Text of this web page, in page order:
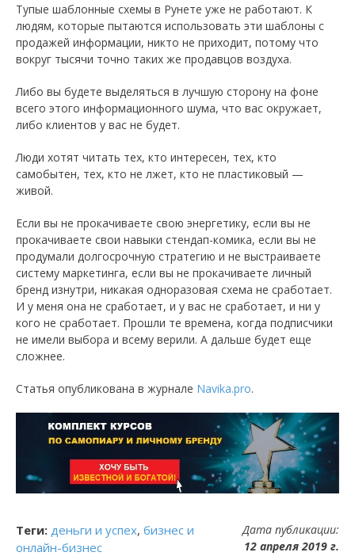
Тупые шаблонные схемы в Рунете уже не работают. К
людям, которые пытаются использовать эти шаблоны с
продажей информации, никто не приходит, потому что
вокруг тысячи точно таких же продавцов воздуха.
Либо вы будете выделяться в лучшую сторону на фоне
всего этого информационного шума, что вас окружает,
либо клиентов у вас не будет.
Люди хотят читать тех, кто интересен, тех, кто
самобытен, тех, кто не лжет, кто не пластиковый —
живой.
Если вы не прокачиваете свою энергетику, если вы не
прокачиваете свои навыки стендап-комика, если вы не
продумали долгосрочную стратегию и не выстраиваете
систему маркетинга, если вы не прокачиваете личный
бренд изнутри, никакая одноразовая схема не сработает.
И у меня она не сработает, и у вас не сработает, и ни у
кого не сработает. Прошли те времена, когда подписчики
не имели выбора и всему верили. А дальше будет еще
сложнее.
Статья опубликована в журнале Navika.pro.
Теги: деньги и успех, бизнес и
онлайн-бизнес
Дата публикации:
12 апреля 2019 г.